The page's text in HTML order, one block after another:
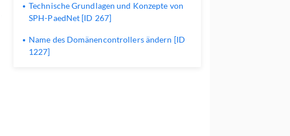
Technische Grundlagen und Konzepte von
SPH-PaedNet [ID 267]
Name des Domänencontrollers ändern [ID
1227]